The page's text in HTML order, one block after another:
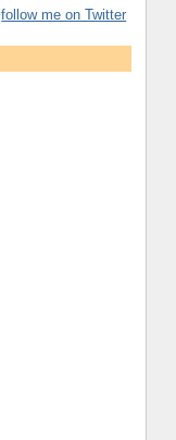
follow me on Twitter